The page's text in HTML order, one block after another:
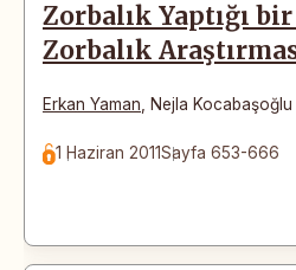
Zorbalık Yaptığı
Zorbalık
Erkan Yaman Nejla Kocabaşoğlu
1 Haziran 2011Sayfa 653-666